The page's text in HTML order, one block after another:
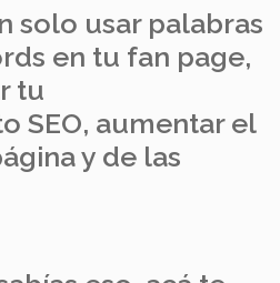
solo usar palabras
en tu fan page,
tu
SEO, aumentar el
y de las